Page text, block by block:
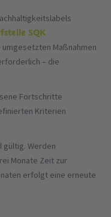
SQK
Maßnahmen
– die
Fortschritte
Kriterien
Werden
Monate Zeit zur
erfolgt eine erneute